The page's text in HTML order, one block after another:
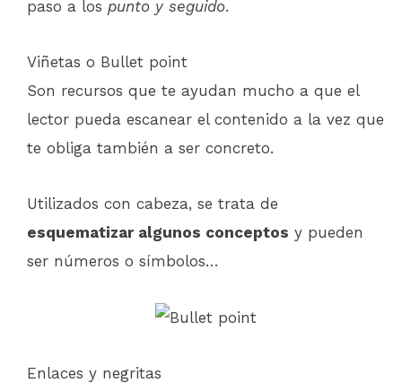
paso a los punto y seguido.
Viñetas o Bullet point
Son recursos que te ayudan mucho a que el
lector pueda escanear el contenido a la vez que
te obliga también a ser concreto.
Utilizados con cabeza, se trata de
esquematizar algunos conceptos y pueden
ser números o símbolos…
Enlaces y negritas